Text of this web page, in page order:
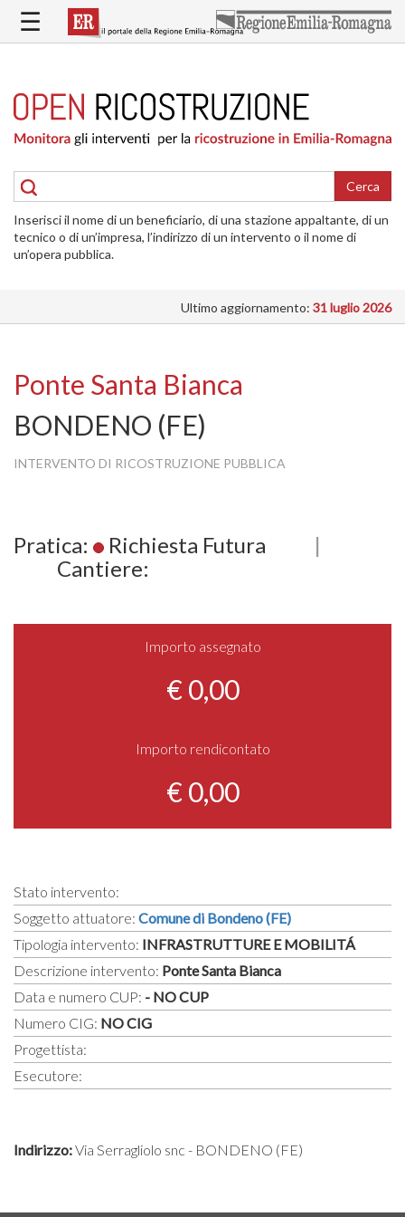
contenuto
RICOSTRUZIONE
PUBBLICA
DELLE
ABITAZIONI
RICOSTRUZIONE
ATTIVITÀ
INTERVENTI
SI
☰
Cerca
Inserisci il nome di un beneficiario, di una stazione appaltante, di un
tecnico o di un’impresa, l’indirizzo di un intervento o il nome di
un’opera pubblica.
Ultimo aggiornamento: 31 luglio 2026
Ponte Santa Bianca
BONDENO (FE)
INTERVENTO DI RICOSTRUZIONE PUBBLICA
Pratica: Richiesta Futura
|
Cantiere:
Importo assegnato
€ 0,00
Importo rendicontato
€ 0,00
Stato intervento:
Soggetto attuatore: Comune di Bondeno (FE)
Tipologia intervento: INFRASTRUTTURE E MOBILITÁ
Descrizione intervento: Ponte Santa Bianca
Data e numero CUP: - NO CUP
Numero CIG: NO CIG
Progettista:
Esecutore:
Indirizzo:Via Serragliolo snc - BONDENO (FE)